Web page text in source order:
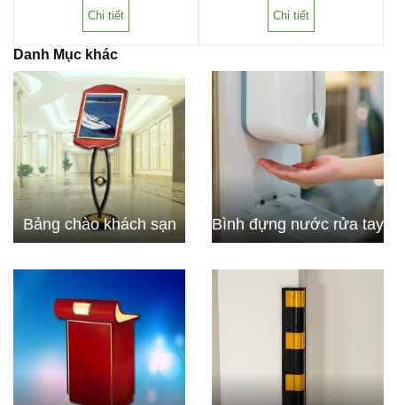
Chi tiết Chi tiết
Danh Mục khác
Bảng chào khách sạn Bình đựng nước rửa tay